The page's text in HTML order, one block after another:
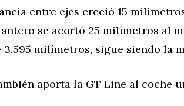
entre ejes creció 15
se acortó 25 milímetros al
milímetros, sigue siendo la
aporta la GT Line al coche